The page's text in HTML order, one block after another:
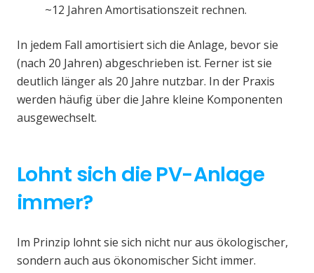
~12 Jahren Amortisationszeit rechnen.
In jedem Fall amortisiert sich die Anlage, bevor sie
(nach 20 Jahren) abgeschrieben ist. Ferner ist sie
deutlich länger als 20 Jahre nutzbar. In der Praxis
werden häufig über die Jahre kleine Komponenten
ausgewechselt.
Lohnt sich die PV-Anlage
immer?
Im Prinzip lohnt sie sich nicht nur aus ökologischer,
sondern auch aus ökonomischer Sicht immer.